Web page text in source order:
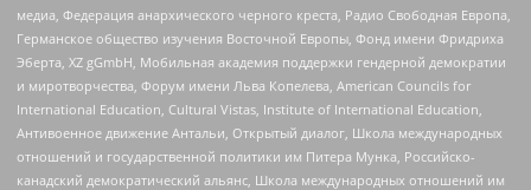
медиа, Федерация анархического черного креста, Радио Свободная Европа,
Германское общество изучения Восточной Европы, Фонд имени Фридриха
Эберта, XZ gGmbH, Мобильная академия поддержки гендерной демократии
и миротворчества, Форум имени Льва Копелева, American Councils for
International Education, Cultural Vistas, Institute of International Education,
Антивоенное движение Антальи, Открытый диалог, Школа международных
отношений и государственной политики им Питера Мунка, Российско-
канадский демократический альянс, Школа международных отношений им